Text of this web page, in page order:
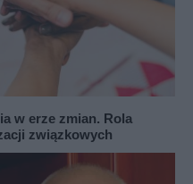
w erze zmian. Rola
związkowych